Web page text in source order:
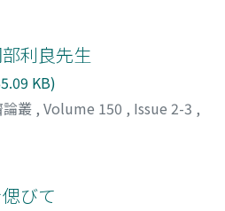
利良先生
KB)
叢 , Volume 150 , Issue 2-3 ,
びて